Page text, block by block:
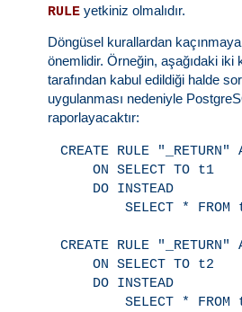
RULE yetkiniz olmalıdır.
Döngüsel kurallardan
önemlidir. Örneğin, aşağıdaki iki
tarafından kabul edildiği halde
uygulanması nedeniyle
raporlayacaktır:
CREATE RULE "_RETURN"
    ON SELECT TO t1
    DO INSTEAD
SELECT * FROM
CREATE RULE "_RETURN"
    ON SELECT TO t2
    DO INSTEAD
SELECT * FROM